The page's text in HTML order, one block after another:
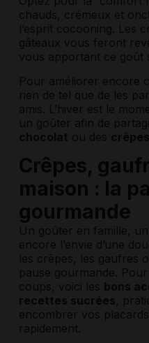
chauds, crémeux et
l’esprit cocooning. Les
gâteaux vous feront
vous apportant ce goût
Pour améliorer encore
rien de tel que de les
amis. L’hiver est le
un goûter afin de
chocolat ou des
Crêpes,
maison : la
gourmande
Un goûter en famille,
encore l’envie d’une
les crêpes, les gaufres
pause gourmande.
coups, voici les bons
recettes sucrées,
encombrer vos
rapidement.